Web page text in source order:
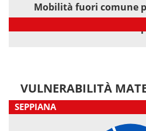
Mobilità fuori comune
VULNERABILITÀ
SEPPIANA